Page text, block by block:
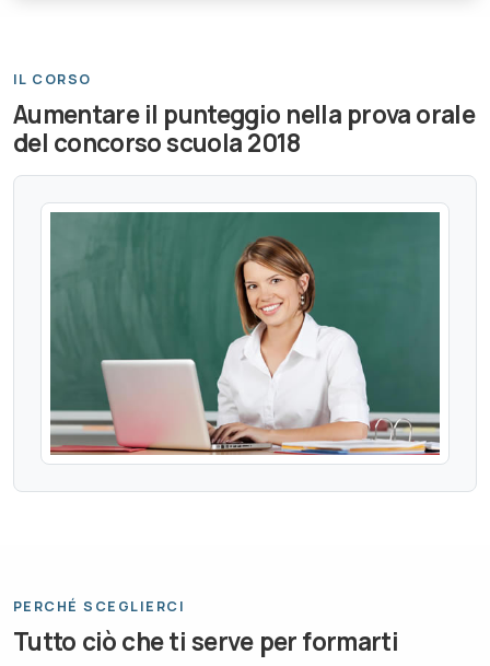
IL CORSO
Aumentare il punteggio nella prova orale
del concorso scuola 2018
PERCHÉ SCEGLIERCI
Tutto ciò che ti serve per formarti